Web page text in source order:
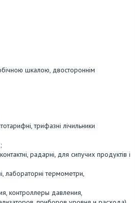
шкалою, двостороннім
трифазні лічильники
радарні, для сипучих продуктів і
лабораторні термометри,
контроллеры давления,